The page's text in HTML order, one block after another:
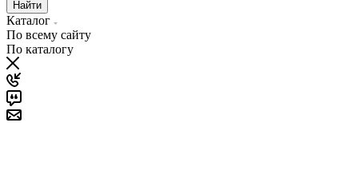
Найти
Каталог
По всему сайту
По каталогу